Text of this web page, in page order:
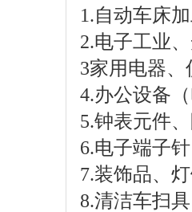
1.自动车床
2.电子工业
3家用电器
4.办公设备
5.钟表元件
6.电子端子
7.装饰品、
8.清洁车扫